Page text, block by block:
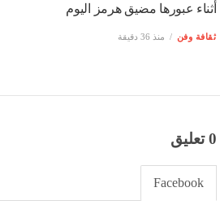
أثناء عبورها مضيق هرمز اليوم
ثقافة وفن منذ 36 دقيقة
0 تعليق
Facebook